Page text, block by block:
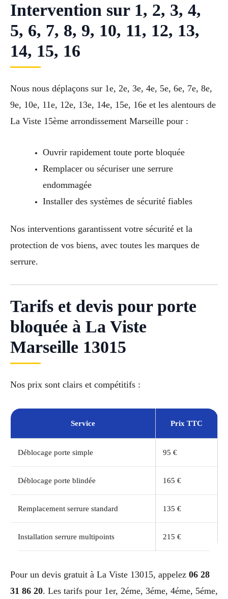
Intervention sur 1, 2, 3, 4,
5, 6, 7, 8, 9, 10, 11, 12, 13,
14, 15, 16
Nous nous déplaçons sur 1e, 2e, 3e, 4e, 5e, 6e, 7e, 8e,
9e, 10e, 11e, 12e, 13e, 14e, 15e, 16e et les alentours de
La Viste 15ème arrondissement Marseille pour :
Ouvrir rapidement toute porte bloquée
Remplacer ou sécuriser une serrure
endommagée
Installer des systèmes de sécurité fiables
Nos interventions garantissent votre sécurité et la
protection de vos biens, avec toutes les marques de
serrure.
Tarifs et devis pour porte
bloquée à La Viste
Marseille 13015
Nos prix sont clairs et compétitifs :
Service Prix TTC
Déblocage porte simple 95 €
Déblocage porte blindée 165 €
Remplacement serrure standard 135 €
Installation serrure multipoints 215 €
Pour un devis gratuit à La Viste 13015, appelez 06 28
31 86 20. Les tarifs pour 1er, 2éme, 3éme, 4éme, 5éme,